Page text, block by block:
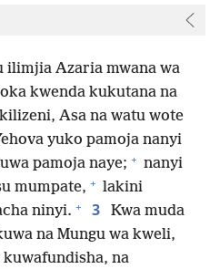
ilimjia Azaria mwana wa
kwenda kukutana na
Asa na watu wote
yuko pamoja nanyi
pamoja naye; + nanyi
mumpate, + lakini
ninyi. + 3
Kwa muda
na Mungu wa kweli,
na